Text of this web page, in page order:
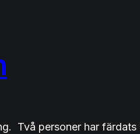
Två personer har färdats